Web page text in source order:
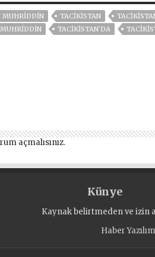
MUHRIDDIN TACİKİSTAN
TACIKISTAN'DA
açmalısınız.
Künye
Kaynak belirtmeden ve izin
Haber